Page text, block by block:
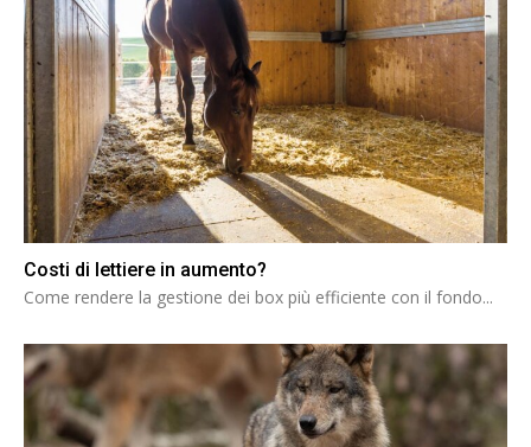
Costi di lettiere in aumento?
Come rendere la gestione dei box più efficiente con il fondo...